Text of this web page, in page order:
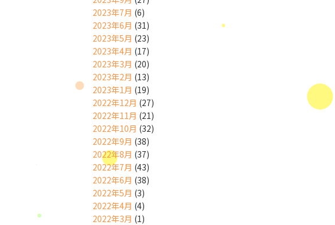
2023年7月 (6)
2023年6月 (31)
2023年5月 (23)
2023年4月 (17)
2023年3月 (20)
2023年2月 (13)
2023年1月 (19)
2022年12月 (27)
2022年11月 (21)
2022年10月 (32)
2022年9月 (38)
2022年8月 (37)
2022年7月 (43)
2022年6月 (38)
2022年5月 (3)
2022年4月 (4)
2022年3月 (1)